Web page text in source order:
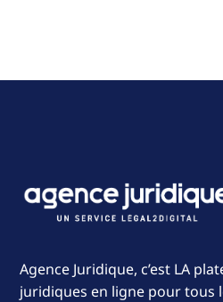
Agence Juridique, c’est LA
juridiques en ligne pour tous